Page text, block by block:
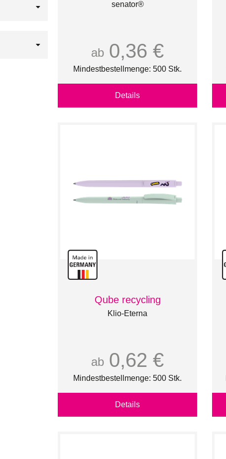
senator®
ab 0,36 €
Mindestbestellmenge: 500 Stk.
Details
Qube recycling
Klio-Eterna
ab 0,62 €
Mindestbestellmenge: 500 Stk.
Details